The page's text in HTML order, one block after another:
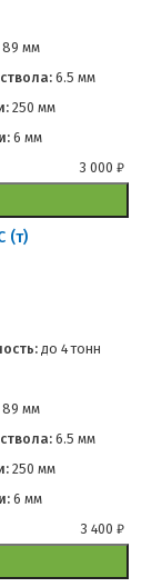
мм
6.5 мм
250 мм
6 мм
3 000₽
(т)
до 4 тонн
мм
6.5 мм
250 мм
6 мм
3 400₽